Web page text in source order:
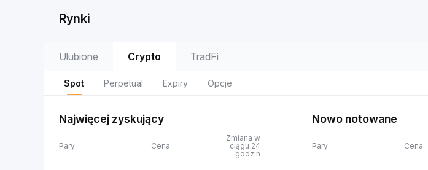
Rynki
Ulubione Crypto TradFi
Spot Perpetual Expiry Opcje
Najwięcej zyskujący
Pary Cena
Zmiana w
ciągu 24
godzin
Nowo notowane
Pary Cena